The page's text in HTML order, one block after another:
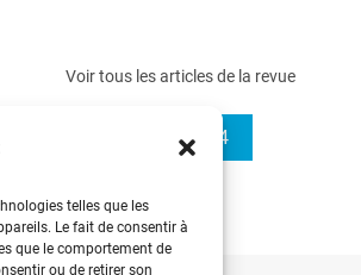
telles que les
Le fait de consentir à
que le comportement de
ou de retirer son
Voir tous les articles de la revue
REE 2014-4